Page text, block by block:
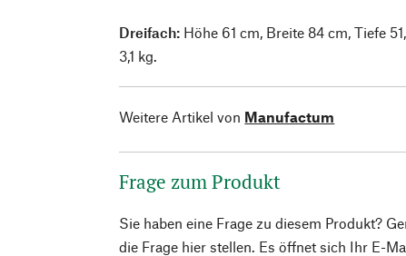
Dreifach: Höhe 61 cm, Breite 84 cm, Tiefe
3,1 kg.
Weitere Artikel von Manufactum
Frage zum Produkt
Sie haben eine Frage zu diesem Produkt?
die Frage hier stellen. Es öffnet sich Ihr E-